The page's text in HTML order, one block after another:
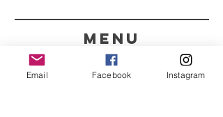
menu
CONTACTOS
Email Facebook Instagram